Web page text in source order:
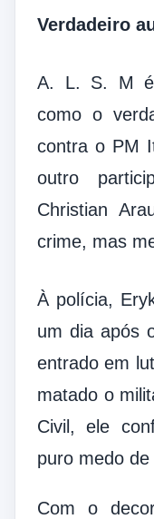
Verdadeiro
A. L. S. M é
como o
contra o PM
outro
Christian
crime, mas
À polícia,
um dia após
entrado em
matado o
Civil, ele
puro medo
Com o